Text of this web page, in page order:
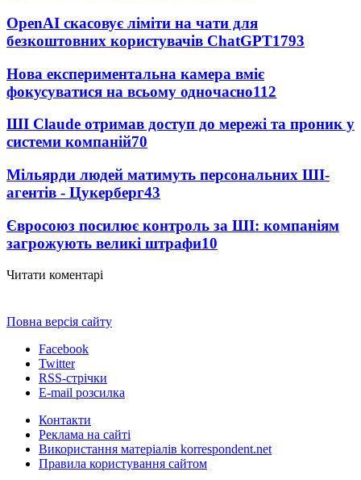
OpenAI скасовує ліміти на чати для
безкоштовних користувачів ChatGPT1793
Нова експериментальна камера вміє
фокусуватися на всьому одночасно112
ШІ Claude отримав доступ до мережі та проник у
системи компаній70
Мільярди людей матимуть персональних ШІ-
агентів - Цукерберг43
Євросоюз посилює контроль за ШІ: компаніям
загрожують великі штрафи10
Читати коментарі
Повна версія сайту
Facebook
Twitter
RSS-стрічки
E-mail розсилка
Контакти
Реклама на сайті
Використання матеріалів korrespondent.net
Правила користування сайтом